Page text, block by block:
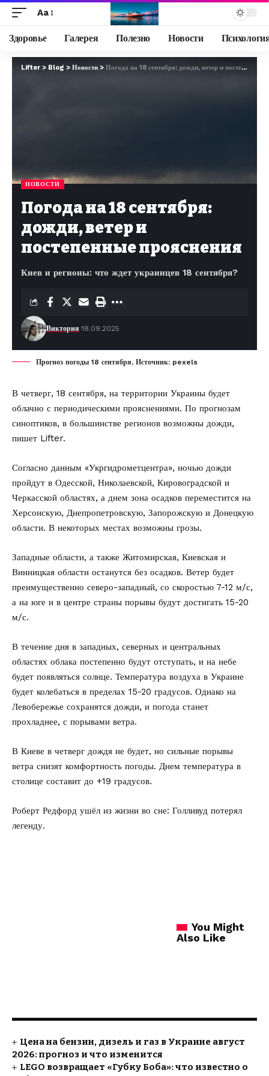
Aa
Здоровье Галерея Полезно Новости
Lifter > Blog > Новости > Погода на 18 сентября: дожди, ветер и постепенные прояснения
НОВОСТИ
Погода на 18 сентября:
дожди, ветер и
постепенные прояснения
Киев и регионы: что ждет украинцев 18 сентября?
Виктория 18.09.2025
Прогноз погоды 18 сентября, Источник: pexels
В четверг, 18 сентября, на территории Украины будет
облачно с периодическими прояснениями. По прогнозам
синоптиков, в большинстве регионов возможны дожди,
пишет Lifter.
Согласно данным «Укргидрометцентра», ночью дожди
пройдут в Одесской, Николаевской, Кировоградской и
Черкасской областях, а днем зона осадков переместится на
Херсонскую, Днепропетровскую, Запорожскую и Донецкую
области. В некоторых местах возможны грозы.
Западные области, а также Житомирская, Киевская и
Винницкая области останутся без осадков. Ветер будет
преимущественно северо-западный, со скоростью 7-12 м/с,
а на юге и в центре страны порывы будут достигать 15-20
м/с.
В течение дня в западных, северных и центральных
областях облака постепенно будут отступать, и на небе
будет появляться солнце. Температура воздуха в Украине
будет колебаться в пределах 15-20 градусов. Однако на
Левобережье сохранятся дожди, и погода станет
прохладнее, с порывами ветра.
В Киеве в четверг дождя не будет, но сильные порывы
ветра снизят комфортность погоды. Днем температура в
столице составит до +19 градусов.
Роберт Редфорд ушёл из жизни во сне: Голливуд потерял
легенду.
You Might
Also Like
Цена на бензин, дизель и газ в Украине август
2026: прогноз и что изменится
LEGO возвращает «Губку Боба»: что известно о